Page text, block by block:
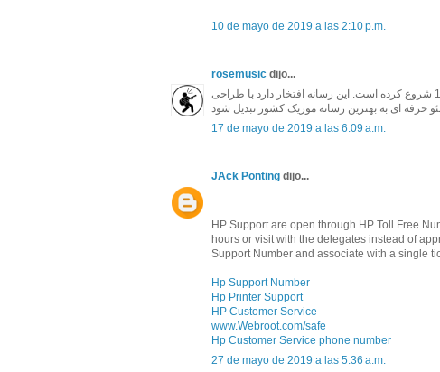
10 de mayo de 2019 a las 2:10 p.m.
rosemusic dijo...
فعالیت حرفه ای خود رو از اواخر بهمن 1396 شروع کرده است. این رسانه افتخار دارد با طراحی
17 de mayo de 2019 a las 6:09 a.m.
JAck Ponting dijo...
HP Support are open through HP Toll Free
hours or visit with the delegates instead of
Support Number and associate with a single
Hp Support Number
Hp Printer Support
HP Customer Service
www.Webroot.com/safe
Hp Customer Service phone number
27 de mayo de 2019 a las 5:36 a.m.